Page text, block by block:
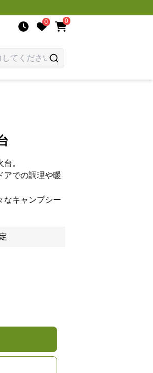
0 0
。
アでの調理や暖
なキャンプシー